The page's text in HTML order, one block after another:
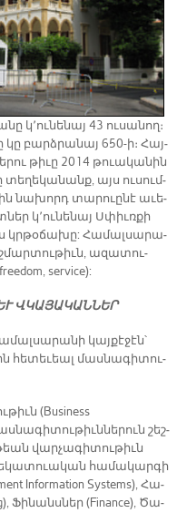
կ՚ու­նե­նայ 43 ու­սա­նող։
կը բարձ­րա­նայ 650-ի։ Հայ­
թի­ւը 2014 թուա­կա­նին
տե­ղե­կա­նանք, այս ու­սում­
նա­խորդ տա­րուը­նէ ա­ւե­
կ՚ու­նե­նայ Սփիւռ­քի
կրթօ­ճա­խը: Հա­մալ­սա­րա­
ա­զա­տու­
service):
ՎԿԱ­ՅԱ­ԿԱՆ­ՆԵՐ
կայ­քէ­ջէն՝
հե­տե­ւեալ մաս­նա­գի­տու­
(Business
շեշ­
վար­չա­գի­տու­թիւն
հա­մա­կար­գի
Information Systems), Հա­
Ֆի­նանս­ներ (Finance), Ծա­